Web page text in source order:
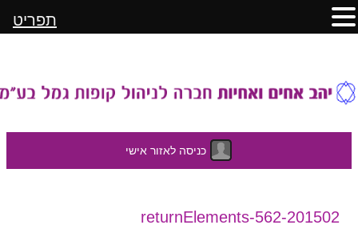
כניסה לאזור אישי
לתוכן
201502-returnElements-562
תפריט